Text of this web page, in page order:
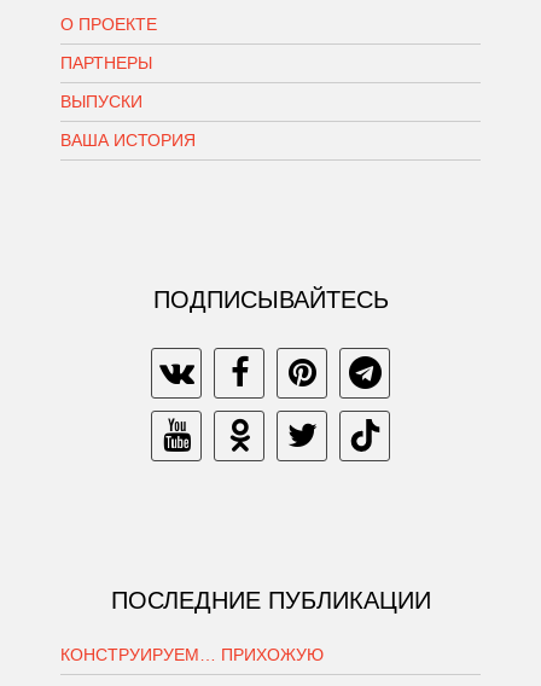
О ПРОЕКТЕ
ПАРТНЕРЫ
ВЫПУСКИ
ВАША ИСТОРИЯ
ПОДПИСЫВАЙТЕСЬ
ПОСЛЕДНИЕ ПУБЛИКАЦИИ
КОНСТРУИРУЕМ… ПРИХОЖУЮ